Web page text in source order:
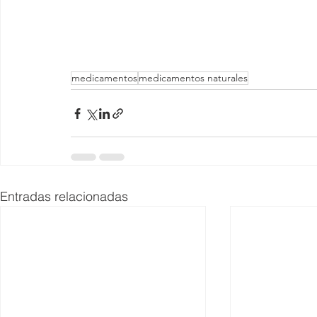
medicamentosmedicamentos naturales
Entradas relacionadas